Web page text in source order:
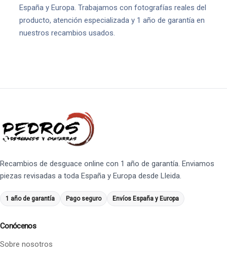
España y Europa. Trabajamos con fotografías reales del
producto, atención especializada y 1 año de garantía en
nuestros recambios usados.
Recambios de desguace online con 1 año de garantía. Enviamos
piezas revisadas a toda España y Europa desde Lleida.
1 año de garantía Pago seguro Envíos España y Europa
Conócenos
Sobre nosotros